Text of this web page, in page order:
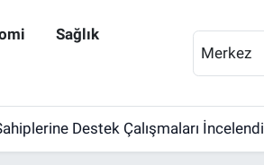
Sağlık
Merkez
Destek Çalışmaları İncelendi